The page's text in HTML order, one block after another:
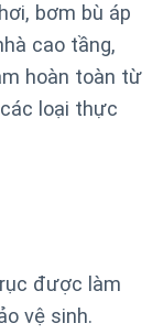
bơm bù áp
cao tầng,
hoàn toàn từ
loại thực
được làm
vệ sinh.